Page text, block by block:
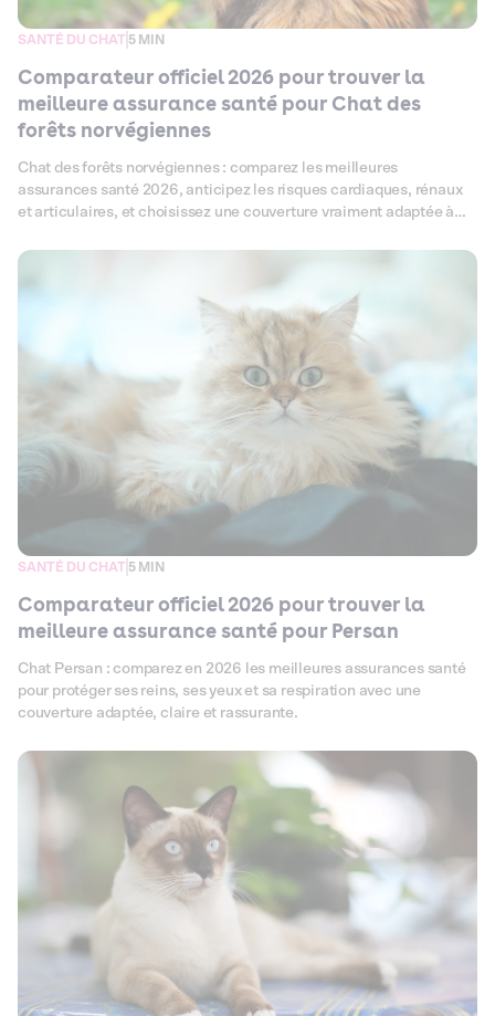
SANTÉ DU CHAT 5 MIN
Comparateur officiel 2026 pour trouver la
meilleure assurance santé pour Chat des
forêts norvégiennes
Chat des forêts norvégiennes : comparez les meilleures
assurances santé 2026, anticipez les risques cardiaques, rénaux
et articulaires, et choisissez une couverture vraiment adaptée à
SANTÉ DU CHAT 5 MIN
Comparateur officiel 2026 pour trouver la
meilleure assurance santé pour Persan
Chat Persan : comparez en 2026 les meilleures assurances santé
pour protéger ses reins, ses yeux et sa respiration avec une
couverture adaptée, claire et rassurante.